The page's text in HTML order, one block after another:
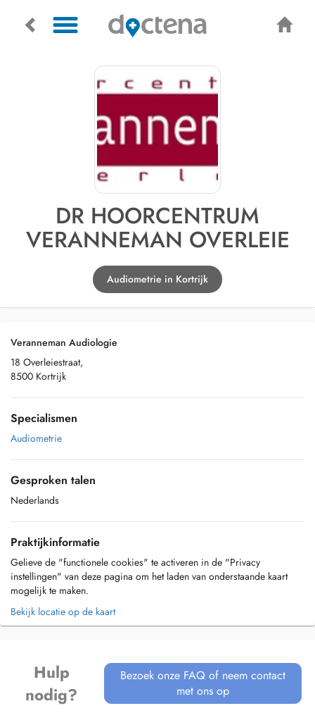
DR HOORCENTRUM
VERANNEMAN OVERLEIE
Audiometrie in Kortrijk
Veranneman Audiologie
18 Overleiestraat,
8500 Kortrijk
Specialismen
Audiometrie
Gesproken talen
Nederlands
Praktijkinformatie
Gelieve de "functionele cookies" te activeren in de "Privacy
instellingen" van deze pagina om het laden van onderstaande kaart
mogelijk te maken.
Bekijk locatie op de kaart
Hulp
nodig?
Bezoek onze FAQ of neem contact
met ons op